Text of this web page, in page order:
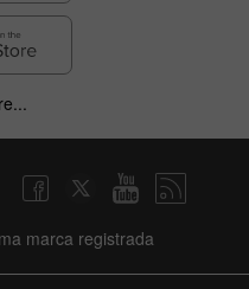
marca registrada